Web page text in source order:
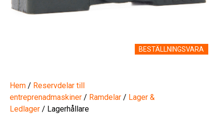
BESTÄLLNINGSVARA
Hem / Reservdelar till
entreprenadmaskiner / Ramdelar / Lager &
Ledlager / Lagerhållare